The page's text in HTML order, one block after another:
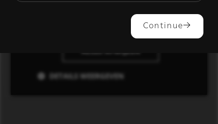
Continue
ALLES ACCEPTEREN
DETAILS WEERGEVEN